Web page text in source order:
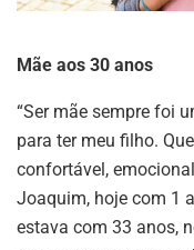
Mãe aos 30 anos
“Ser mãe sempre foi
para ter meu filho.
confortável,
Joaquim, hoje com 1
estava com 33 anos,